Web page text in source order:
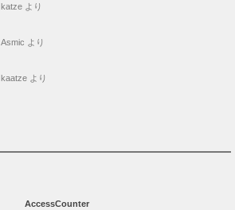
katze より
Asmic より
kaatze より
AccessCounter